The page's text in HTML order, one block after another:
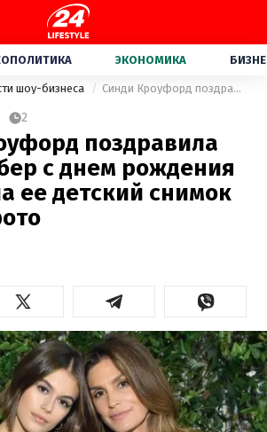
ЭКОНОМИКА
шоу-бизнеса Синди Кроуфорд поздравила Кайю Гербер с днем рождения и показала ее детский снимок – милое фото
2
поздравила
с днем рождения
ее детский снимок